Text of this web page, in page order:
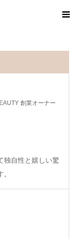
創業オーナー
独自性と嬉しい驚